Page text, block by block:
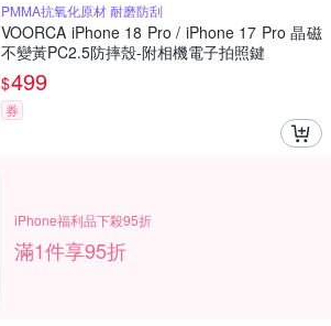
PMMA抗氧化原材 耐磨防刮
VOORCA iPhone 18 Pro / iPhone 17 Pro 晶磁
不變黃PC2.5防摔殼-附相機電子拍照鍵
$499
券
iPhone福利品下殺95折
滿1件享95折